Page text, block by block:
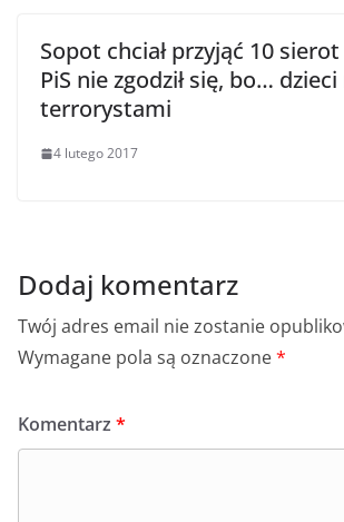
Sopot chciał przyjąć 10
PiS nie zgodził się, bo…
terrorystami
4 lutego 2017
Dodaj komentarz
Twój adres email nie zostanie
Wymagane pola są oznaczone*
Komentarz *